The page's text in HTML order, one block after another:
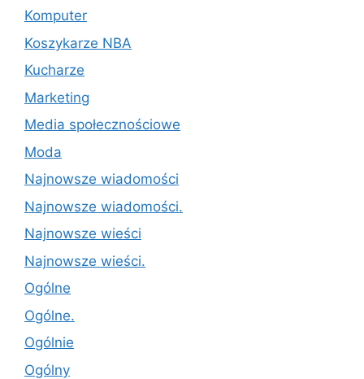
Komputer
Koszykarze NBA
Kucharze
Marketing
Media społecznościowe
Moda
Najnowsze wiadomości
Najnowsze wiadomości.
Najnowsze wieści
Najnowsze wieści.
Ogólne
Ogólne.
Ogólnie
Ogólny